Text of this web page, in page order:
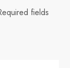
fields